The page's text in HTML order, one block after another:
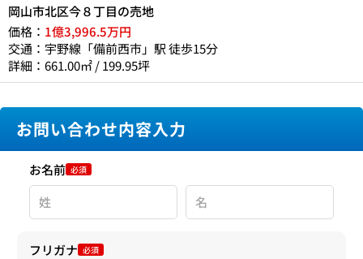
岡山市北区今８丁目の売地
価格： 1億3,996.5万円
交通：宇野線「備前西市」駅 徒歩15分
詳細：661.00㎡ / 199.95坪
お問い合わせ内容入力
お名前 必須
フリガナ 必須